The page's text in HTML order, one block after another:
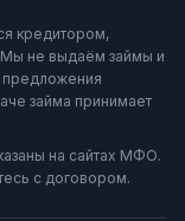
кредитором,
Мы не выдаём займы и
предложения
займа принимает
на сайтах МФО.
с договором.